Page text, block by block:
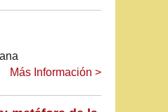
Más Información >